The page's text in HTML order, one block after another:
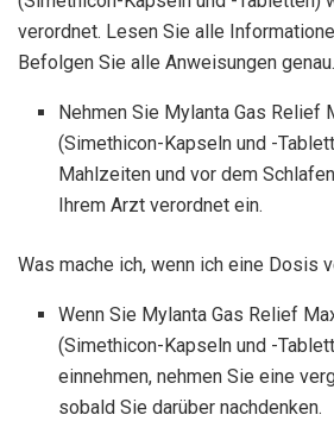
verordnet. Lesen Sie alle
Befolgen Sie alle Anweisungen genau.
Nehmen Sie Mylanta Gas Relief
(Simethicon-Kapseln und -
Mahlzeiten und vor dem
Ihrem Arzt verordnet ein.
Was mache ich, wenn ich eine Dosis
Wenn Sie Mylanta Gas Relief
(Simethicon-Kapseln und -
einnehmen, nehmen Sie eine
sobald Sie darüber nachdenken.